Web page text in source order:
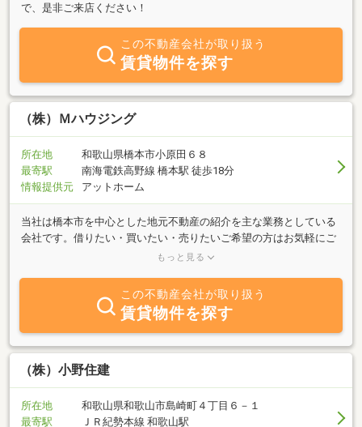
で、是非ご来店ください！
この不動産会社が取り扱う
賃貸物件を探す
（株）Ｍハウジング
所在地
和歌山県橋本市小原田６８
最寄駅
南海電鉄高野線 橋本駅 徒歩18分
情報提供元
アットホーム
当社は橋本市を中心とした地元不動産の紹介を主な業務としている
会社です。借りたい・買いたい・売りたいご希望の方はお気軽にご
相談下さいませ。豊富な情報力を活かしてご希望に添えるよう努力
もっと見る
この不動産会社が取り扱う
賃貸物件を探す
（株）小野住建
所在地
和歌山県和歌山市島崎町４丁目６－１
最寄駅
ＪＲ紀勢本線 和歌山駅